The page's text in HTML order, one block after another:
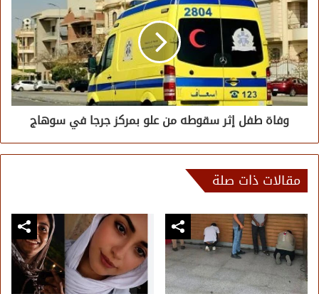
وفاة طفل إثر سقوطه من علو بمركز جرجا في سوهاج
مقالات ذات صلة